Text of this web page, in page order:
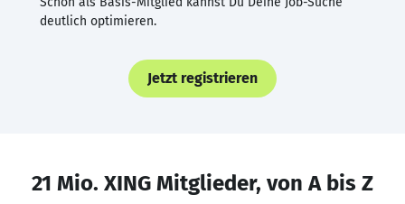
deutlich optimieren.
Jetzt registrieren
21 Mio. XING Mitglieder, von A bis Z